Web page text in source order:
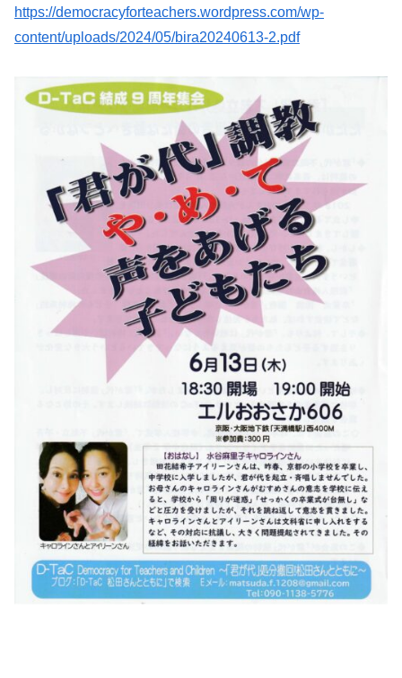
https://democracyforteachers.wordpress.com/wp-
content/uploads/2024/05/bira20240613-2.pdf